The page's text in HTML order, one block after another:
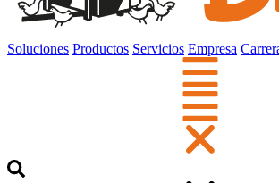
Soluciones Productos Servicios Empresa